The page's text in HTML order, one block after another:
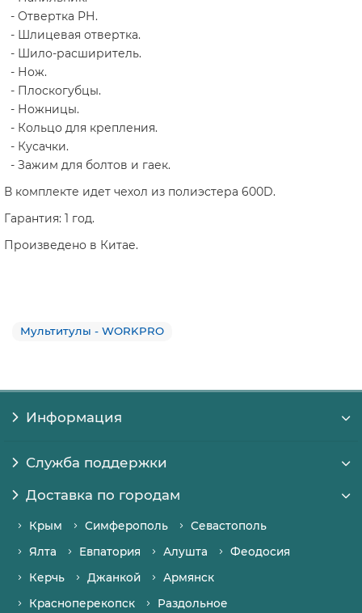
- Отвертка PН.
- Шлицевая отвертка.
- Шило-расширитель.
- Нож.
- Плоскогубцы.
- Ножницы.
- Кольцо для крепления.
- Кусачки.
- Зажим для болтов и гаек.
В комплекте идет чехол из полиэстера 600D.
Гарантия: 1 год.
Произведено в Китае.
Мультитулы - WORKPRO
Информация
Служба поддержки
Доставка по городам
Крым Симферополь
Севастополь
Ялта
Евпатория Алушта
Феодосия
Керчь
Джанкой
Армянск
Красноперекопск
Раздольное